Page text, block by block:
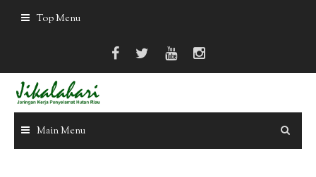
Top Menu
Main Menu